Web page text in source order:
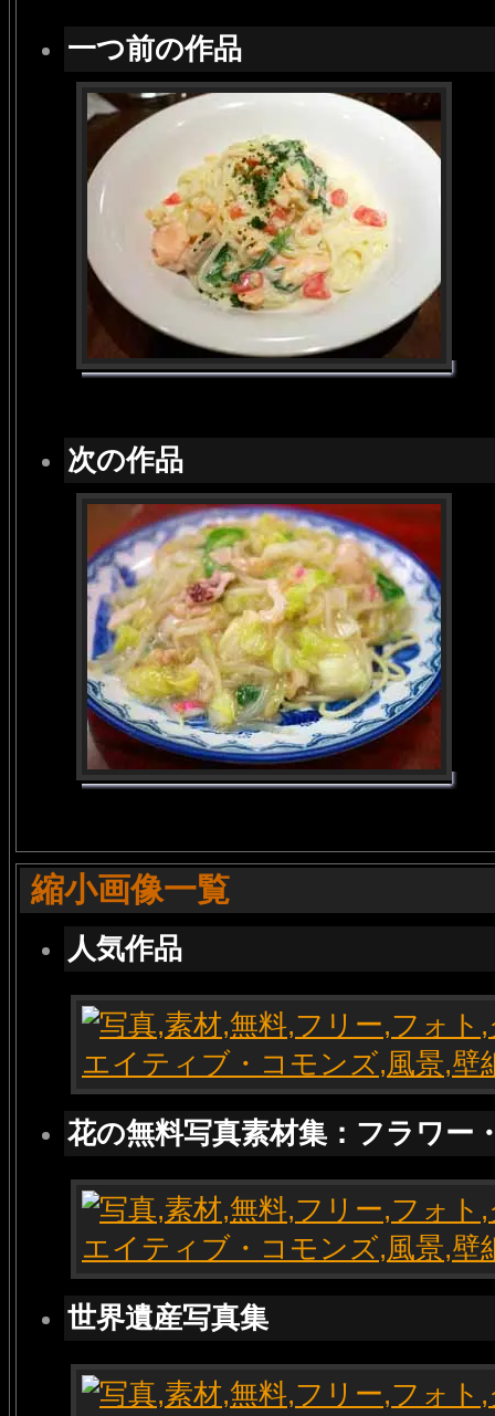
一つ前の作品
次の作品
縮小画像一覧
人気作品
花の無料写真素材集：フラワー
世界遺産写真集